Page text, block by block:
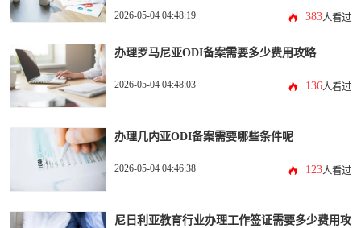
2026-05-04 04:48:19 383人看过
办理罗马尼亚ODI备案需要多少费用攻略
2026-05-04 04:48:03 136人看过
办理几内亚ODI备案需要哪些条件呢
2026-05-04 04:46:38 123人看过
尼日利亚教育行业办理工作签证需要多少费用攻